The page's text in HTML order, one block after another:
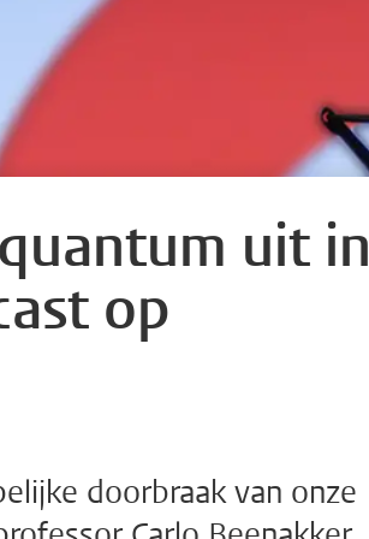
uit in
op
doorbraak van onze